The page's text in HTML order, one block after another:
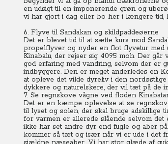
en udsigt til en imponerende grøn og
vi har gjort i dag eller bo her i længere tid,
6. Flyve til Sandakan og skildpaddeøerne
Det er blevet tid til at sætte kurs mod
propelflyver og nyder en flot flyvetur med
Kinabalu, der rejser sig 4095 moh. Der går
god erfaring med vandring, selvom der er
indbyggere. Den er meget anderledes en
at opleve det vilde dyreliv i den nordøstlige
dykkere og naturelskere, der vil tæt på de
7. Se regnskove vågne ved floden
Det er en kæmpe oplevelse at se
til lyset og solen, der skal bruge adskillige
for varmen er allerede slående selvom
ikke har set andre dyr end fugle og aber på
kommer så tæt og især når vi er ude i det